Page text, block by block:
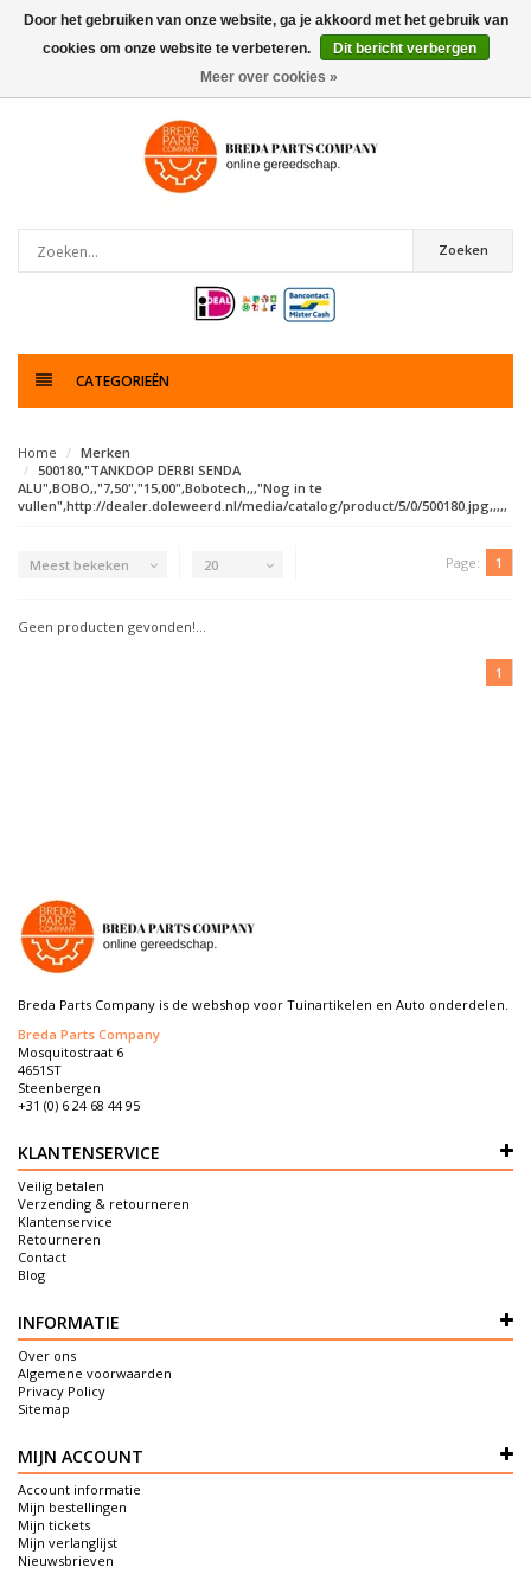
0artikelen
Zoeken
CATEGORIEËN
Home
Merken
500180,"TANKDOP DERBI SENDA
ALU",BOBO,,"7,50","15,00",Bobotech,,,"Nog in te
vullen",http://dealer.doleweerd.nl/media/catalog/product/5/0/500180.jpg,,,,,
Meest bekeken 20 Page: 1
Geen producten gevonden!...
1
Breda Parts Company is de webshop voor Tuinartikelen en Auto onderdelen.
Breda Parts Company
Mosquitostraat 6
4651ST
Steenbergen
+31 (0) 6 24 68 44 95
KLANTENSERVICE
Veilig betalen
Verzending & retourneren
Klantenservice
Retourneren
Contact
Blog
INFORMATIE
Over ons
Algemene voorwaarden
Privacy Policy
Sitemap
MIJN ACCOUNT
Account informatie
Mijn bestellingen
Mijn tickets
Mijn verlanglijst
Nieuwsbrieven
Door het gebruiken van onze website, ga je akkoord met het gebruik van
cookies om onze website te verbeteren.
Dit bericht verbergen
Meer over cookies »